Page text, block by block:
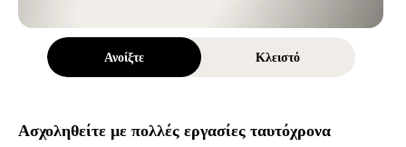
Ανοίξτε Κλειστό
Ασχοληθείτε με πολλές εργασίες ταυτόχρονα